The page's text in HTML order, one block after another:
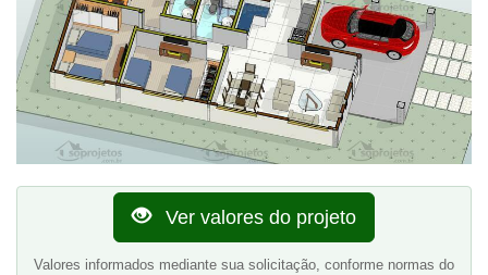
Ver valores do projeto
Valores informados mediante sua solicitação, conforme normas do